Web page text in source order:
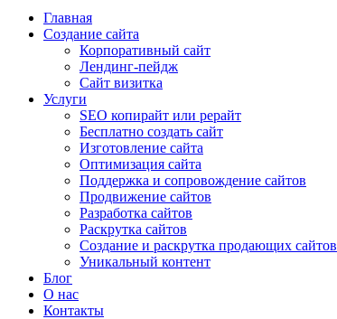
Главная
Создание сайта
Корпоративный сайт
Лендинг-пейдж
Сайт визитка
Услуги
SEO копирайт или рерайт
Бесплатно создать сайт
Изготовление сайта
Оптимизация сайта
Поддержка и сопровождение сайтов
Продвижение сайтов
Разработка сайтов
Раскрутка сайтов
Создание и раскрутка продающих сайтов
Уникальный контент
Блог
О нас
Контакты